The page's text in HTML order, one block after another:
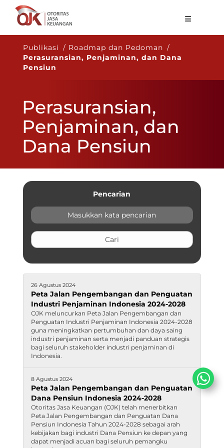
Tentang OJK
Fungsi Utama
Regulasi
Statistik
Layanan
ID
Publikasi / Roadmap dan Pedoman /
Perasuransian, Penjaminan, dan Dana
Pensiun
Perasuransian,
Penjaminan, dan
Dana Pensiun
Pencarian
26 Agustus 2024
Peta Jalan Pengembangan dan Penguatan
Industri Penjaminan Indonesia 2024-2028
OJK meluncurkan Peta Jalan Pengembangan dan
Penguatan Industri Penjaminan Indonesia 2024-2028
guna meningkatkan ​pertumbuhan dan daya saing
indus​tri penjaminan serta menjadi panduan strategis
bagi seluruh stakeholder industri penjaminan di
Indonesia.
8 Agustus 2024
Peta Jalan Pengembangan dan Penguatan
Dana Pensiun Indonesia 2024-2028
Otoritas Jasa Keuangan (OJK) telah menerbitkan
Peta Jalan Pengembangan dan Penguatan Dana
Pensiun Indonesia Tahun 2024-2028 sebagai arah
kebijakan bagi industri Dana Pensiun ke depan yang
dapat menjadi acuan bagi seluruh pemangku